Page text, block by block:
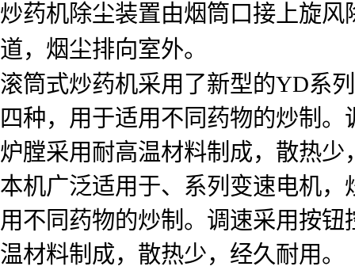
炒药机除尘装置由烟筒口接上旋
道，烟尘排向室外。
滚筒式炒药机采用了新型的YD系
四种，用于适用不同药物的炒制
炉膛采用耐高温材料制成，散热少
本机广泛适用于、系列变速电机
用不同药物的炒制。调速采用按
温材料制成，散热少，经久耐用。